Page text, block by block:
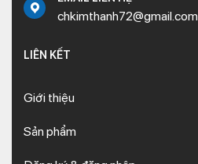
chkimthanh72@gmail.com
LIÊN KẾT
Giới thiệu
Sản phẩm